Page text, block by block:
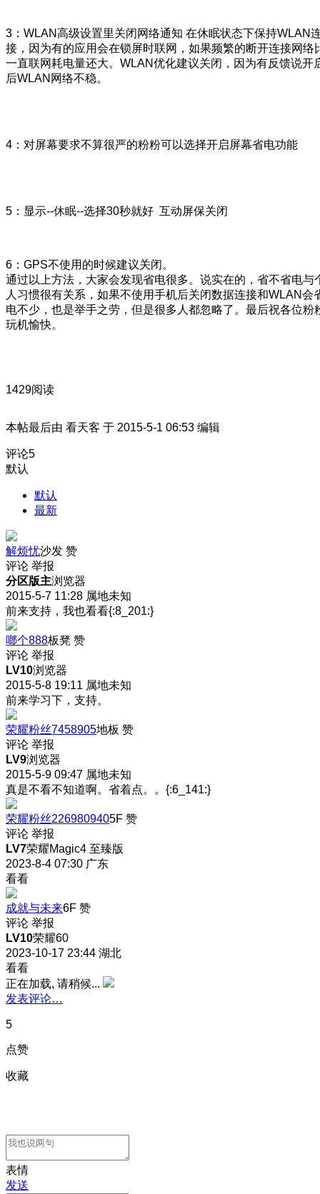
3：WLAN高级设置里关闭网络通知 在休眠状态下保持WLAN
接，因为有的应用会在锁屏时联网，如果频繁的断开连接网络
一直联网耗电量还大。WLAN优化建议关闭，因为有反馈说开
后WLAN网络不稳。
4：对屏幕要求不算很严的粉粉可以选择开启屏幕省电功能
5：显示--休眠--选择30秒就好 互动屏保关闭
6：GPS不使用的时候建议关闭。
通过以上方法，大家会发现省电很多。说实在的，省不省电与
人习惯很有关系，如果不使用手机后关闭数据连接和WLAN会
电不少，也是举手之劳，但是很多人都忽略了。最后祝各位粉
玩机愉快。
1429阅读
本帖最后由 看天客 于 2015-5-1 06:53 编辑
评论5
默认
默认
最新
解烦忧沙发 赞
评论 举报
分区版主浏览器
2015-5-7 11:28 属地未知
前来支持，我也看看{:8_201:}
啷个888板凳 赞
评论 举报
LV10浏览器
2015-5-8 19:11 属地未知
前来学习下，支持。
荣耀粉丝7458905地板 赞
评论 举报
LV9浏览器
2015-5-9 09:47 属地未知
真是不看不知道啊。省着点。。{:6_141:}
荣耀粉丝2269809405F 赞
评论 举报
LV7荣耀Magic4 至臻版
2023-8-4 07:30 广东
看看
成就与未来6F 赞
评论 举报
LV10荣耀60
2023-10-17 23:44 湖北
看看
正在加载, 请稍候...
发表评论…
5
点赞
收藏
表情
发送